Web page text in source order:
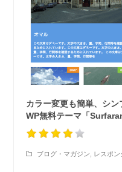
カラー変更も簡単、シン
WP無料テーマ「
ブログ・マガジン レスポン